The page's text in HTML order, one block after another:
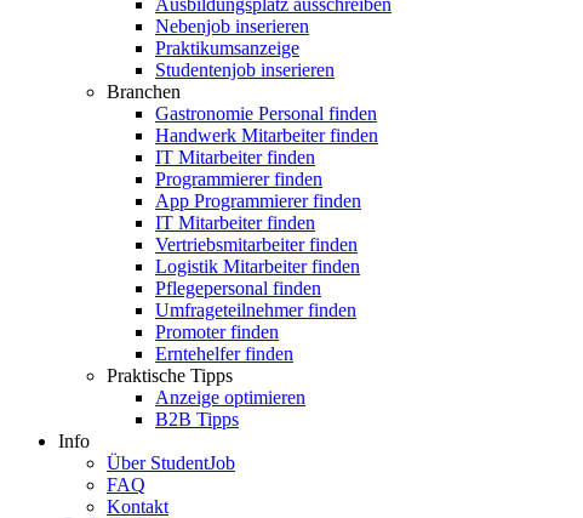
Ausbildungsplatz ausschreiben
Nebenjob inserieren
Praktikumsanzeige
Studentenjob inserieren
Branchen
Gastronomie Personal finden
Handwerk Mitarbeiter finden
IT Mitarbeiter finden
Programmierer finden
App Programmierer finden
IT Mitarbeiter finden
Vertriebsmitarbeiter finden
Logistik Mitarbeiter finden
Pflegepersonal finden
Umfrageteilnehmer finden
Promoter finden
Erntehelfer finden
Praktische Tipps
Anzeige optimieren
B2B Tipps
Info
Über StudentJob
FAQ
Kontakt